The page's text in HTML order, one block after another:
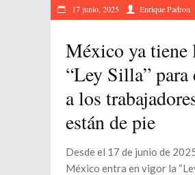
17 junio, 2025 Enrique Padron
México ya tiene
“Ley Silla” para
a los
están de pie
Desde el 17 de junio de
México entra en vigor la